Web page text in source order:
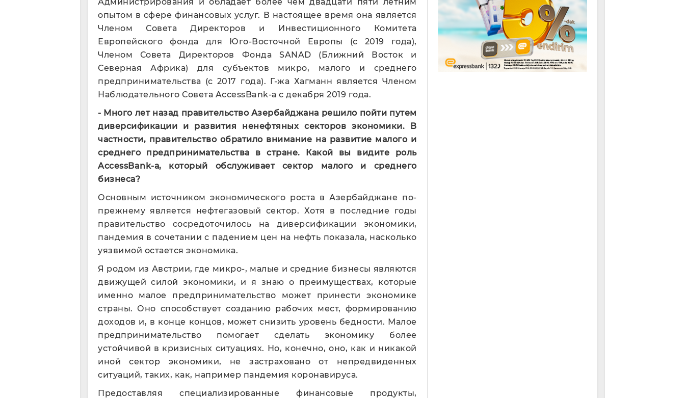
Администрирования и обладает более чем двадцати пяти летним
опытом в сфере финансовых услуг. В настоящее время она является
Членом Совета Директоров и Инвестиционного Комитета
Европейского фонда для Юго-Восточной Европы (с 2019 года),
Членом Совета Директоров Фонда SANAD (Ближний Восток и
Северная Африка) для субъектов микро, малого и среднего
предпринимательства (с 2017 года). Г-жа Хагманн является Членом
Наблюдательного Совета AccessBank-а с декабря 2019 года.
- Много лет назад правительство Азербайджана решило пойти путем
диверсификации и развития ненефтяных секторов экономики. В
частности, правительство обратило внимание на развитие малого и
среднего предпринимательства в стране. Какой вы видите роль
AccessBank-а, который обслуживает сектор малого и среднего
бизнеса?
Основным источником экономического роста в Азербайджане по-
прежнему является нефтегазовый сектор. Хотя в последние годы
правительство сосредоточилось на диверсификации экономики,
пандемия в сочетании с падением цен на нефть показала, насколько
уязвимой остается экономика.
Я родом из Австрии, где микро-, малые и средние бизнесы являются
движущей силой экономики, и я знаю о преимуществах, которые
именно малое предпринимательство может принести экономике
страны. Оно способствует созданию рабочих мест, формированию
доходов и, в конце концов, может снизить уровень бедности. Малое
предпринимательство помогает сделать экономику более
устойчивой в кризисных ситуациях. Но, конечно, оно, как и никакой
иной сектор экономики, не застраховано от непредвиденных
ситуаций, таких, как, например пандемия коронавируса.
Предоставляя специализированные финансовые продукты,